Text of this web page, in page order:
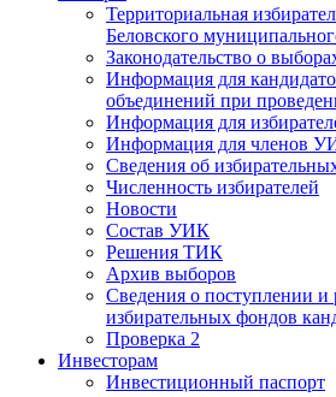
Территориальная
Беловского
Законодательство о
Информация для
объединений при
Информация для
Информация для членов
Сведения об
Численность избирателей
Новости
Состав УИК
Решения ТИК
Архив выборов
Сведения о поступлении и
избирательных фондов
Проверка 2
Инвесторам
Инвестиционный паспорт